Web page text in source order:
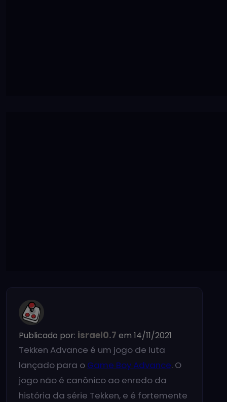
Publicado por: israel0.7 em 14/11/2021
Tekken Advance é um jogo de luta
lançado para o Game Boy Advance. O
jogo não é canônico ao enredo da
história da série Tekken, e é fortemente